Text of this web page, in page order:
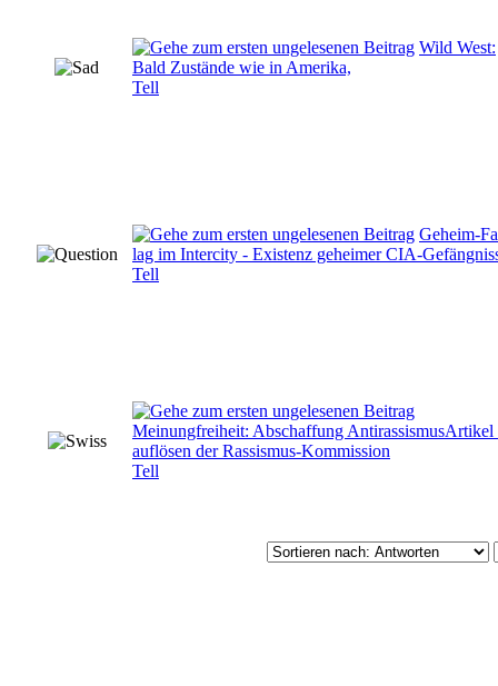
Wild West:
Bald Zustände wie in Amerika,
Tell
Geheim-
lag im Intercity - Existenz geheimer CIA-
Tell
Meinungfreiheit: Abschaffung AntirassismusArtikel
auflösen der Rassismus-Kommission
Tell